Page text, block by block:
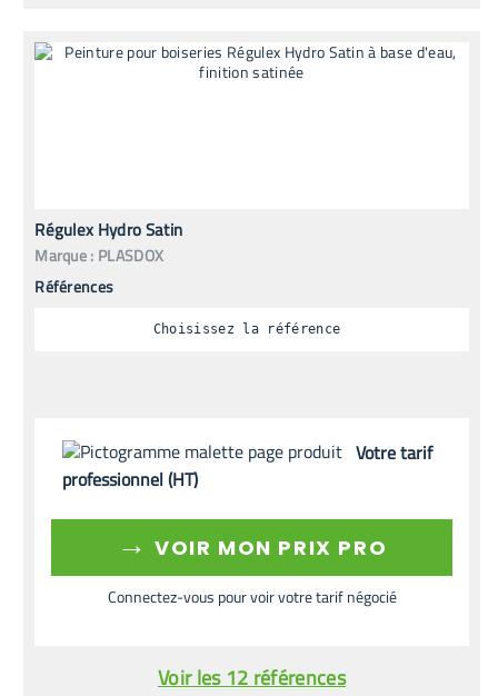
Régulex Hydro Satin
Marque : PLASDOX
Références
Choisissez la référence
Votre tarif
professionnel (HT)
→ VOIR MON PRIX PRO
Connectez-vous pour voir votre tarif négocié
Voir les 12 références